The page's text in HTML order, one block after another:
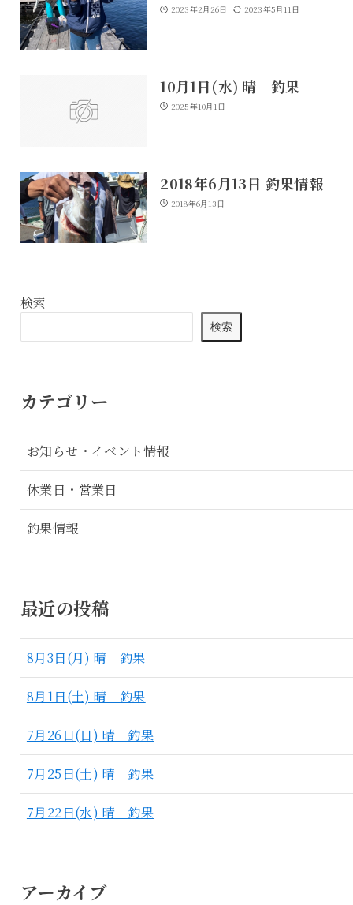
2023年2月26日 2023年5月11日
10月1日(水) 晴 釣果
2025年10月1日
2018年6月13日 釣果情報
2018年6月13日
検索
検索
カテゴリー
お知らせ・イベント情報
休業日・営業日
釣果情報
最近の投稿
8月3日(月) 晴 釣果
8月1日(土) 晴 釣果
7月26日(日) 晴 釣果
7月25日(土) 晴 釣果
7月22日(水) 晴 釣果
アーカイブ